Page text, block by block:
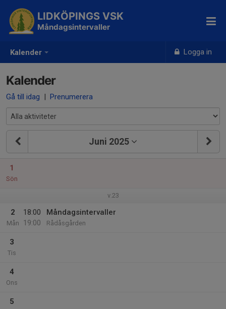
Kalender Logga in
LIDKÖPINGS VSK
Måndagsintervaller
Kalender
Gå till idag | Prenumerera
Juni 2025
1
Sön
v.23
2
Mån
18:00
19:00
Måndagsintervaller
Rådåsgården
3
Tis
4
Ons
5